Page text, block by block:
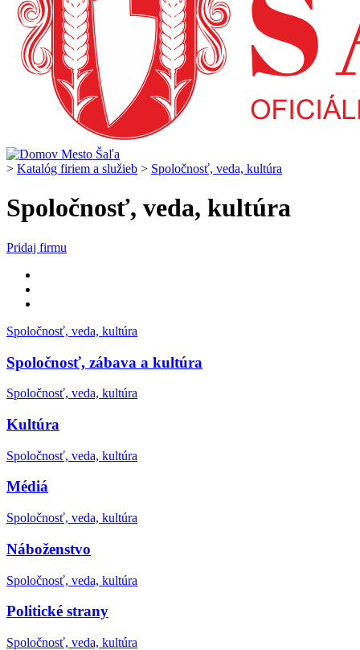
> Katalóg firiem a služieb > Spoločnosť, veda, kultúra
Spoločnosť, veda, kultúra
Pridaj firmu
Spoločnosť, veda, kultúra
Spoločnosť, zábava a kultúra
Spoločnosť, veda, kultúra
Kultúra
Spoločnosť, veda, kultúra
Médiá
Spoločnosť, veda, kultúra
Náboženstvo
Spoločnosť, veda, kultúra
Politické strany
Spoločnosť, veda, kultúra